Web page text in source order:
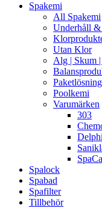
Spakemi
All Spakemi
Underhåll
Utan Klor
Alg | Skum
Poolkemi
Varumärken
303
Spalock
Spabad
Spafilter
Tillbehör